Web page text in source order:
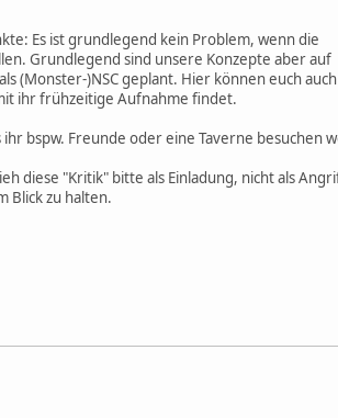
Es ist grundlegend kein Problem, wenn die
Grundlegend sind unsere Konzepte aber auf
(Monster-)NSC geplant. Hier können euch
ihr frühzeitige Aufnahme findet.
bspw. Freunde oder eine Taverne besuchen
diese "Kritik" bitte als Einladung, nicht als
Blick zu halten.